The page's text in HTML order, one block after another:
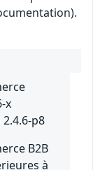
x
p8
B2B
à